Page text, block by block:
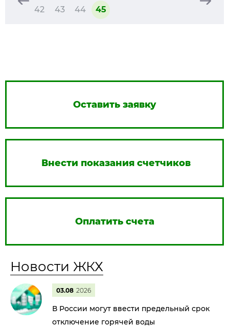
42
43 44 45
Оставить заявку
Внести показания счетчиков
Оплатить счета
Новости ЖКХ
03.08 2026
В России могут ввести предельный срок
отключение горячей воды